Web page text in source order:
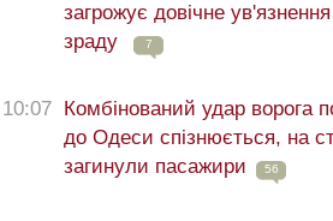
загрожує довічне
зраду
7
10:07
Комбінований удар ворога
до Одеси спізнюється, на
загинули пасажири
56